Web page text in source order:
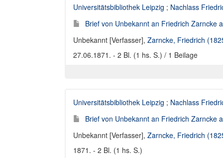
Universitätsbibliothek Leipzig ; Nachlass
Brief von Unbekannt an Friedrich Zarncke
Unbekannt [Verfasser], Zarncke, Friedrich
27.06.1871. - 2 Bl. (1 hs. S.) / 1 Beilage
Universitätsbibliothek Leipzig ; Nachlass
Brief von Unbekannt an Friedrich Zarncke
Unbekannt [Verfasser], Zarncke, Friedrich
1871. - 2 Bl. (1 hs. S.)